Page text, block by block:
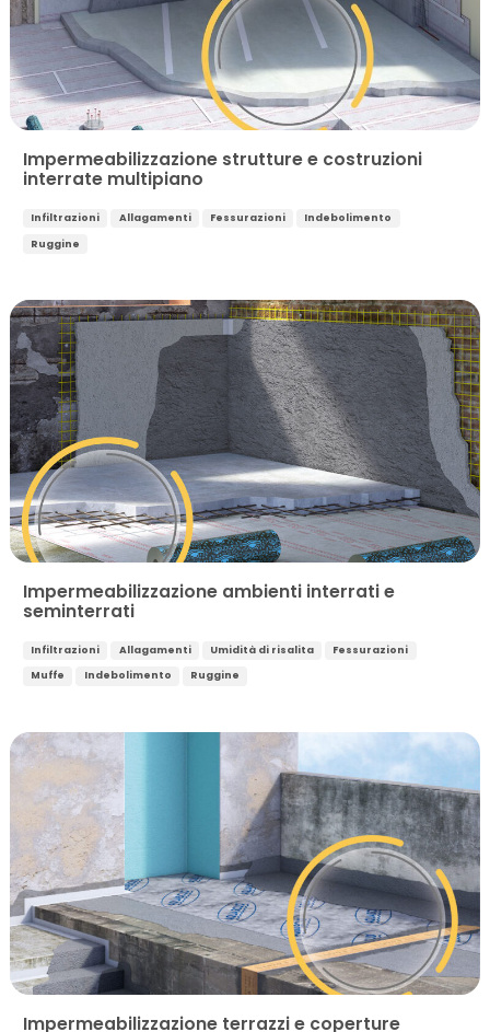
Impermeabilizzazione strutture e costruzioni
interrate multipiano
Infiltrazioni Allagamenti Fessurazioni
Indebolimento
Ruggine
Impermeabilizzazione ambienti interrati e
seminterrati
Infiltrazioni Allagamenti Umidità di risalita
Fessurazioni
Muffe
Indebolimento Ruggine
Impermeabilizzazione terrazzi e coperture